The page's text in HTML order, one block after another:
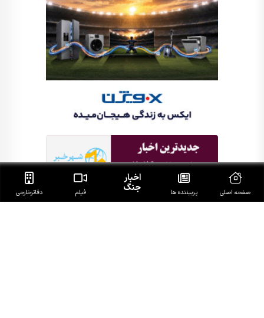
صفحه اصلی پربیننده ها
اخبار
جنگ فیلم دفاتر‌خارجی